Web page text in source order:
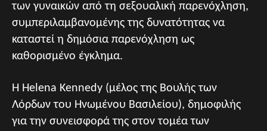
των γυναικών από τη σεξουαλική παρενόχληση,
συμπεριλαμβανομένης της δυνατότητας να
καταστεί η δημόσια παρενόχληση ως
καθορισμένο έγκλημα.
Η Helena Kennedy (μέλος της Βουλής των
Λόρδων του Ηνωμένου Βασιλείου), δημοφιλής
για την συνεισφορά της στον τομέα των